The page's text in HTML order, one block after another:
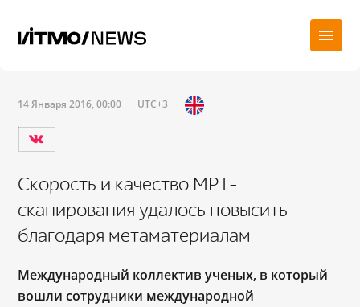
14 Января 2016, 00:00 UTC+3
Скорость и качество МРТ-
сканирования удалось повысить
благодаря метаматериалам
Международный коллектив ученых, в который
вошли сотрудники международной